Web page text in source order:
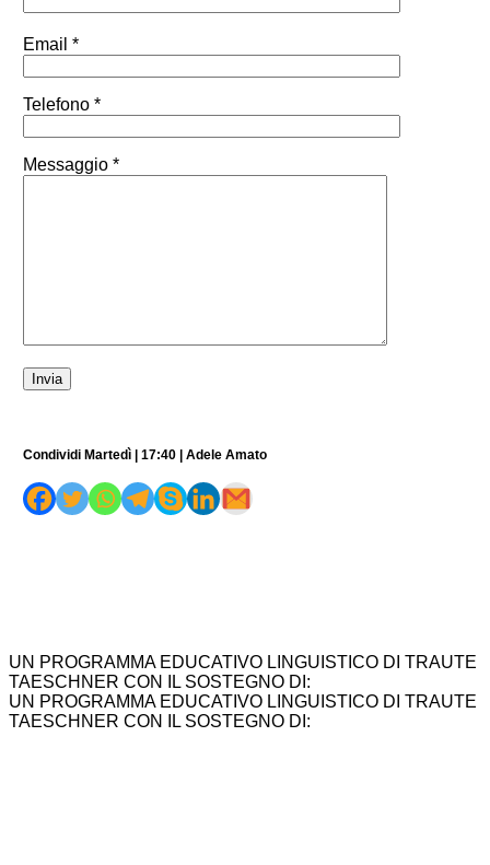
Email *
Telefono *
Messaggio *
Condividi Martedì | 17:40 | Adele Amato
UN PROGRAMMA EDUCATIVO LINGUISTICO DI TRAUTE
TAESCHNER CON IL SOSTEGNO DI:
UN PROGRAMMA EDUCATIVO LINGUISTICO DI TRAUTE
TAESCHNER CON IL SOSTEGNO DI: